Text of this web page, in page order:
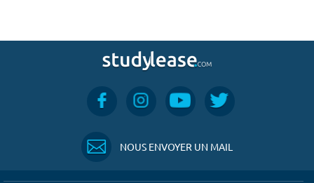
NOUS ENVOYER UN MAIL